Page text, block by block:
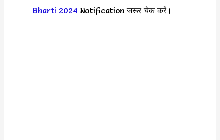
Bharti 2024 Notification जरूर चेक करें।